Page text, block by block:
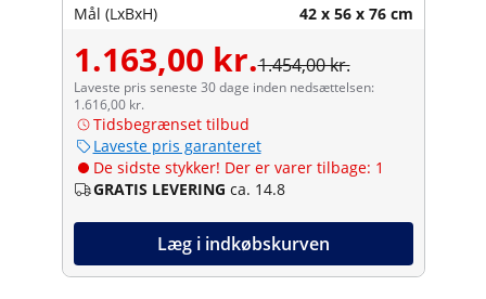
Mål (LxBxH) 42 x 56 x 76 cm
1.163,00 kr.1.454,00 kr.
Laveste pris seneste 30 dage inden nedsættelsen:
1.616,00 kr.
Tidsbegrænset tilbud
Laveste pris garanteret
De sidste stykker! Der er varer tilbage: 1
GRATIS LEVERING ca. 14.8
Læg i indkøbskurven